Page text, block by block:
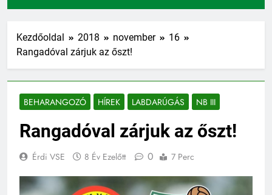
Kezdőoldal 2018 november
16
Rangadóval zárjuk az őszt!
BEHARANGOZÓ HÍREK LABDARÚGÁS NB III
Rangadóval zárjuk az őszt!
Érdi VSE 8 Év Ezelőtt 0 7 Perc